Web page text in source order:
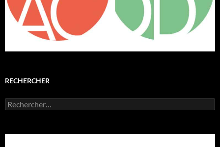
RECHERCHER
Rechercher :